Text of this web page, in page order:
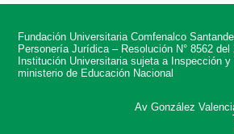
BIENESTAR
BIBLIOTECA
EDUCACIÓN
Fundación Universitaria Comfenalco
Personería Jurídica – Resolución N° 8562 del
Institución Universitaria sujeta a Inspección y
ministerio de Educación Nacional
Av González